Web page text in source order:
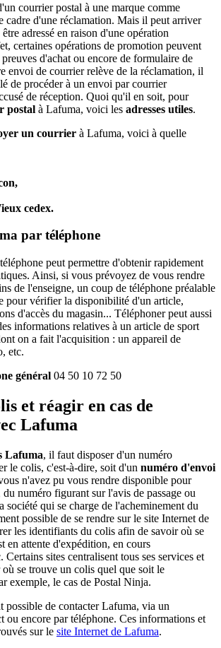
courrier postal à une marque comme
cadre d'une réclamation. Mais il peut arriver
adressé en raison d'une opération
certaines opérations de promotion peuvent
d'achat ou encore de formulaire de
envoi de courrier relève de la réclamation, il
de procéder à un envoi par courrier
de réception. Quoi qu'il en soit, pour
postal à Lafuma, voici les adresses utiles.
un courrier à Lafuma, voici à quelle
cedex.
par téléphone
peut permettre d'obtenir rapidement
Ainsi, si vous prévoyez de vous rendre
de l'enseigne, un coup de téléphone préalable
pour vérifier la disponibilité d'un article,
d'accès du magasin... Téléphoner peut aussi
informations relatives à un article de sport
on a fait l'acquisition : un appareil de
etc.
général 04 50 10 72 50
et réagir en cas de
Lafuma
Lafuma, il faut disposer d'un numéro
le colis, c'est-à-dire, soit d'un numéro d'envoi
n'avez pu vous rendre disponible pour
numéro figurant sur l'avis de passage ou
société qui se charge de l'acheminement du
possible de se rendre sur le site Internet de
les identifiants du colis afin de savoir où se
en attente d'expédition, en cours
Certains sites centralisent tous ses services et
se trouve un colis quel que soit le
exemple, le cas de Postal Ninja.
possible de contacter Lafuma, via un
ou encore par téléphone. Ces informations et
sur le site Internet de Lafuma.